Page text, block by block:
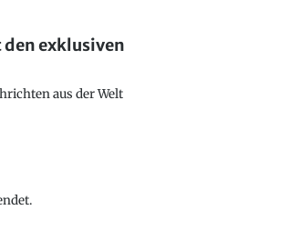
exklusiven
aus der Welt